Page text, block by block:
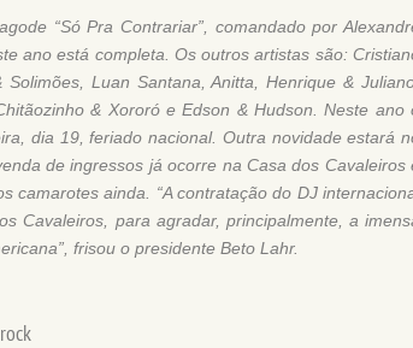
“Só Pra Contrariar”, comandado por
ano está completa. Os outros artistas são:
Luan Santana, Anitta, Henrique &
& Xororó e Edson & Hudson. Neste ano
dia 19, feriado nacional. Outra novidade estará
de ingressos já ocorre na Casa dos Cavaleiros
camarotes ainda. “A contratação do DJ
Cavaleiros, para agradar, principalmente, a
frisou o presidente Beto Lahr.